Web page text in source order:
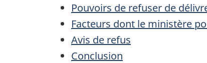
Pouvoirs de refuser de
Facteurs dont le ministère
Avis de refus
Conclusion